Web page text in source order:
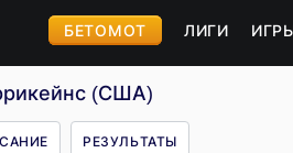
БЕТОМОТ ЛИГИ
(США)
РЕЗУЛЬТАТЫ